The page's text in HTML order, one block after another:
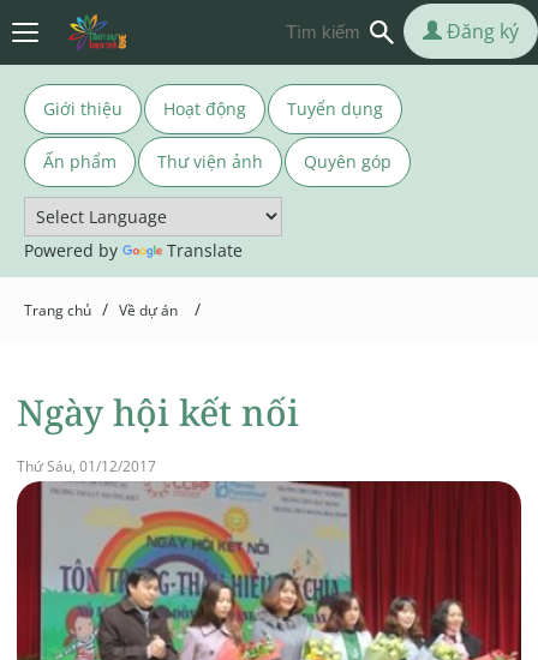
Giới thiệu Hoạt động Tuyển dụng
Ấn phẩm Thư viện ảnh Quyên góp
Powered by Translate
Đăng ký
Trang chủ / Về dự án /
Ngày hội kết nối
Thứ Sáu, 01/12/2017